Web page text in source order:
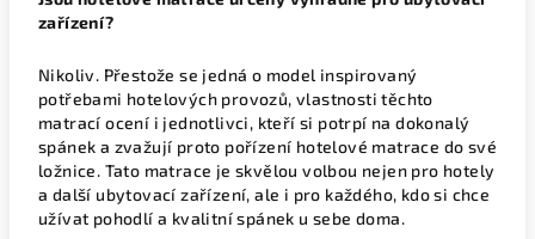
zařízení?
Nikoliv. Přestože se jedná o model inspirovaný
potřebami hotelových provozů, vlastnosti těchto
matrací ocení i jednotlivci, kteří si potrpí na dokonalý
spánek a zvažují proto pořízení hotelové matrace do své
ložnice. Tato matrace je skvělou volbou nejen pro hotely
a další ubytovací zařízení, ale i pro každého, kdo si chce
užívat pohodlí a kvalitní spánek u sebe doma.